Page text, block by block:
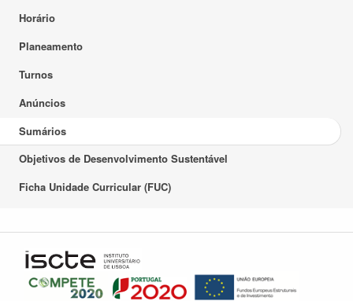
Horário
Planeamento
Turnos
Anúncios
Sumários
Objetivos de Desenvolvimento Sustentável
Ficha Unidade Curricular (FUC)